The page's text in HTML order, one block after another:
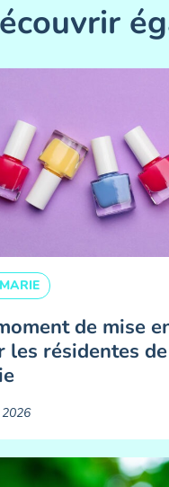
de mise
les résidentes